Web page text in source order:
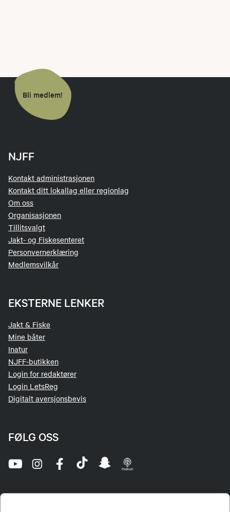
Bli medlem!
NJFF
Kontakt administrasjonen
Kontakt ditt lokallag eller regionlag
Om oss
Organisasjonen
Tillitsvalgt
Jakt- og Fiskesenteret
Personvernerklæring
Medlemsvilkår
EKSTERNE LENKER
Jakt & Fiske
Mine båter
Inatur
NJFF-butikken
Login for redaktører
Login LetsReg
Digitalt aversjonsbevis
FØLG OSS